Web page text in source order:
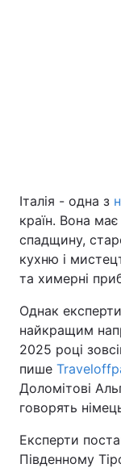
Україна
Економіка
Техно і зв'язок
Зброя
Здоров'я
Цікавинки
Екологія
Італія - одна з
країн. Вона
спадщину,
кухню і
та химерні
Однак
найкращим
2025 році
пише
Доломітові
говорять
Експерти
Південному